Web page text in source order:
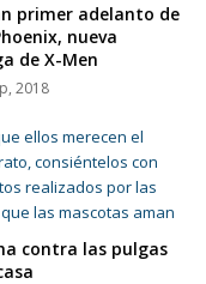
primer adelanto de
nueva
de X-Men
2018
contra las pulgas